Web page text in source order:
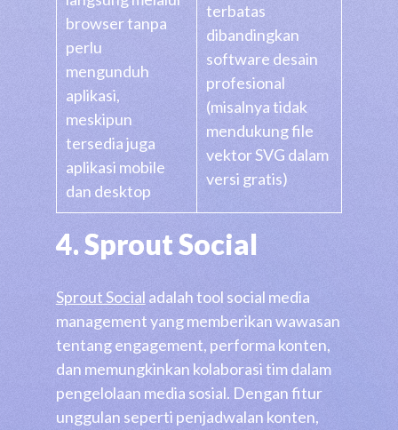
browser tanpa
perlu
mengunduh
aplikasi,
meskipun
tersedia juga
aplikasi mobile
dan desktop
terbatas
dibandingkan
software desain
profesional
(misalnya tidak
mendukung file
vektor SVG dalam
versi gratis)
4. Sprout Social
Sprout Social adalah tool social media
management yang memberikan wawasan
tentang engagement, performa konten,
dan memungkinkan kolaborasi tim dalam
pengelolaan media sosial. Dengan fitur
unggulan seperti penjadwalan konten,